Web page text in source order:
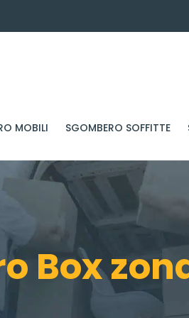
MOBILI SGOMBERO SOFFITTE
Box